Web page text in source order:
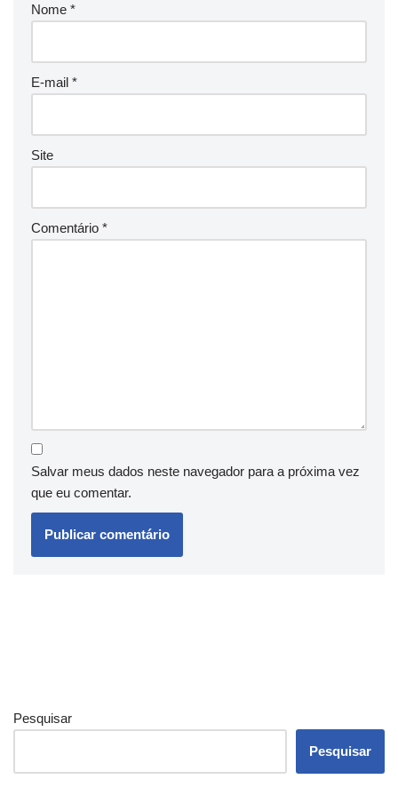
Nome *
E-mail *
Site
Comentário *
Salvar meus dados neste navegador para a próxima vez
que eu comentar.
Pesquisar
Pesquisar